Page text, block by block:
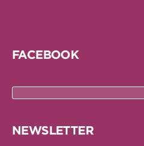
FACEBOOK
NEWSLETTER